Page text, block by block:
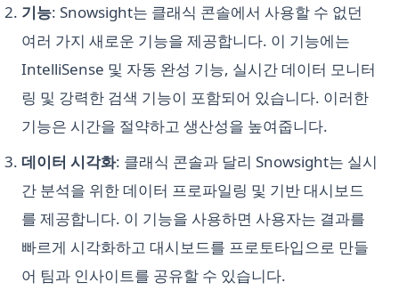
기능: Snowsight는 클래식 콘솔에서 사용할 수 없던
여러 가지 새로운 기능을 제공합니다. 이 기능에는
IntelliSense 및 자동 완성 기능, 실시간 데이터 모니터
링 및 강력한 검색 기능이 포함되어 있습니다. 이러한
기능은 시간을 절약하고 생산성을 높여줍니다.
데이터 시각화: 클래식 콘솔과 달리 Snowsight는 실시
간 분석을 위한 데이터 프로파일링 및 기반 대시보드
를 제공합니다. 이 기능을 사용하면 사용자는 결과를
빠르게 시각화하고 대시보드를 프로토타입으로 만들
어 팀과 인사이트를 공유할 수 있습니다.